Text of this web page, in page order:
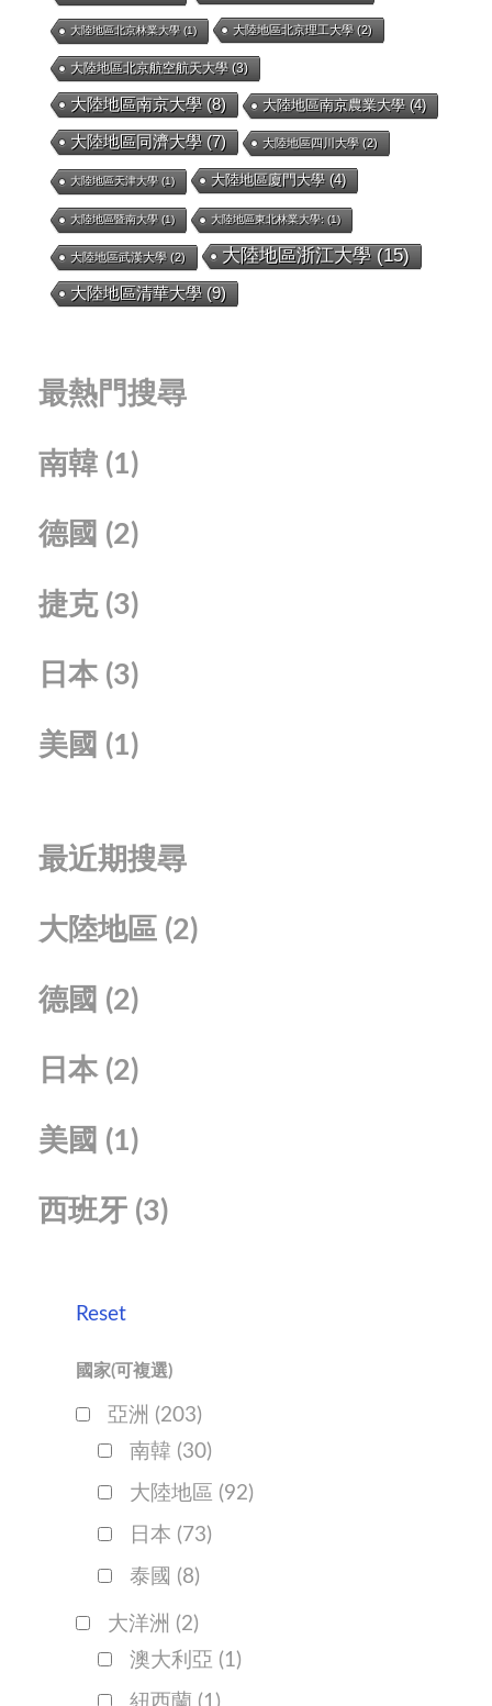
大陸地區北京林業大學(1) 大陸地區北京理工大學(2)
大陸地區北京航空航天大學(3)
大陸地區南京大學(8) 大陸地區南京農業大學(4)
大陸地區同濟大學(7) 大陸地區四川大學(2)
大陸地區天津大學(1) 大陸地區廈門大學(4)
大陸地區暨南大學(1) 大陸地區東北林業大學: (1)
大陸地區武漢大學(2) 大陸地區浙江大學 (15)
大陸地區清華大學(9)
最熱門搜尋
南韓 (1)
德國 (2)
捷克 (3)
日本 (3)
美國 (1)
最近期搜尋
大陸地區 (2)
德國 (2)
日本 (2)
美國 (1)
西班牙 (3)
Reset
國家(可複選)
亞洲 (203)
南韓 (30)
大陸地區 (92)
日本 (73)
泰國 (8)
大洋洲 (2)
澳大利亞 (1)
紐西蘭 (1)